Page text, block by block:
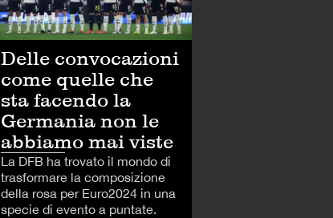
Delle convocazioni
come quelle che
sta facendo la
Germania non le
abbiamo mai viste
La DFB ha trovato il mondo di
trasformare la composizione
della rosa per Euro2024 in una
specie di evento a puntate.